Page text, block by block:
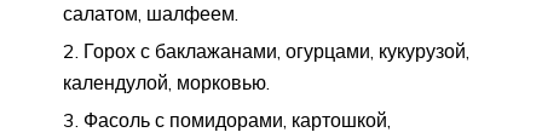
салатом, шалфеем.
Горох с баклажанами, огурцами, кукурузой,
календулой, морковью.
Фасоль с помидорами, картошкой,